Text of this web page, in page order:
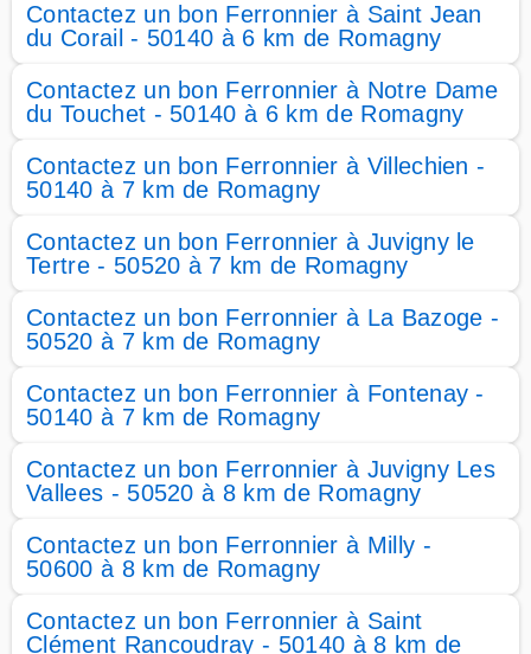
Contactez un bon Ferronnier à Saint Jean
du Corail - 50140 à 6 km de Romagny
Contactez un bon Ferronnier à Notre Dame
du Touchet - 50140 à 6 km de Romagny
Contactez un bon Ferronnier à Villechien -
50140 à 7 km de Romagny
Contactez un bon Ferronnier à Juvigny le
Tertre - 50520 à 7 km de Romagny
Contactez un bon Ferronnier à La Bazoge -
50520 à 7 km de Romagny
Contactez un bon Ferronnier à Fontenay -
50140 à 7 km de Romagny
Contactez un bon Ferronnier à Juvigny Les
Vallees - 50520 à 8 km de Romagny
Contactez un bon Ferronnier à Milly -
50600 à 8 km de Romagny
Contactez un bon Ferronnier à Saint
Clément Rancoudray - 50140 à 8 km de